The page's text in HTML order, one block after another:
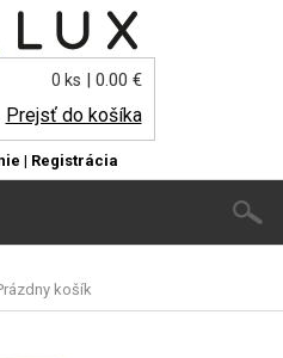
0 ks | 0.00 €
Prejsť do košíka
| Registrácia
košík